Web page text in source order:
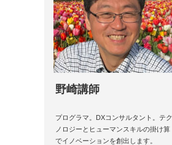
野崎講師
プログラマ。DXコンサルタント。テク
ノロジーとヒューマンスキルの掛け算
でイノベーションを創出します。